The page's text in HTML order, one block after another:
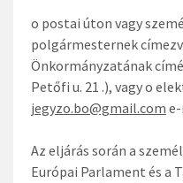
o postai úton vagy
polgármesternek
Önkormányzatának
Petőfi u. 21 .), vagy o
jegyzo.bo@gmail.com
Az eljárás során a
Európai Parlament és a